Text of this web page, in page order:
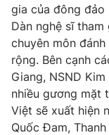
Tổng đài VTV:
Ðiện thoại Thời báo
Email:
Liên hệ quảng cáo:
gia của đông đảo
Dàn nghệ sĩ
chuyên môn
rộng. Bên cạnh
Giang, NSND
nhiều gương mặt
Việt sẽ xuất hiện
Quốc Đam,